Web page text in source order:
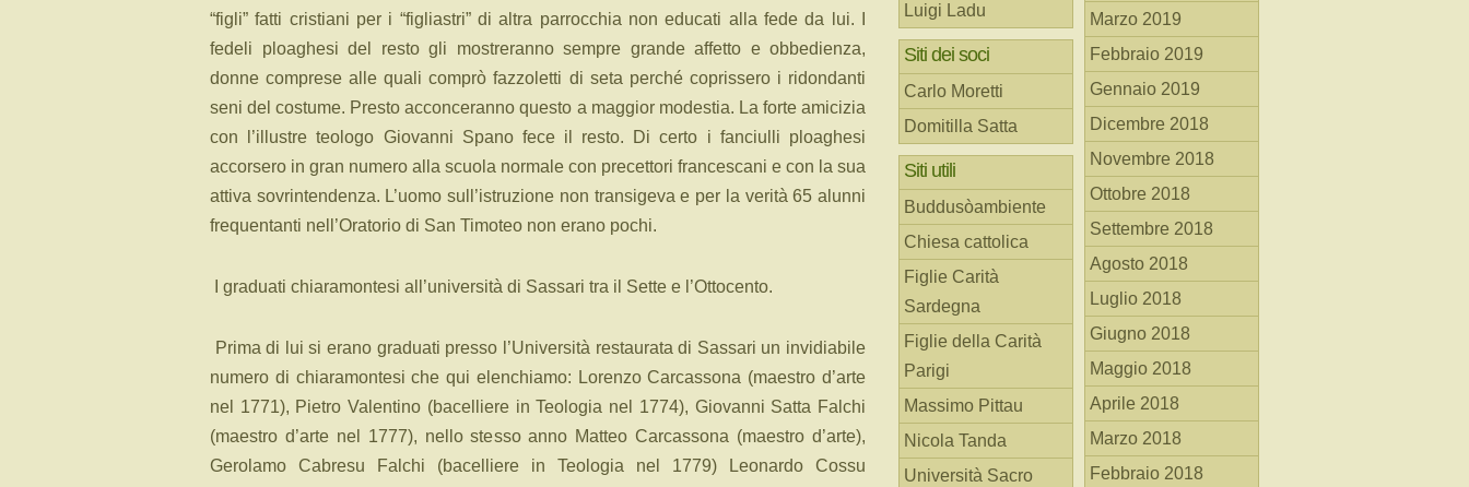
“figli” fatti cristiani per i “figliastri” di altra parrocchia non educati alla fede da lui. I
fedeli ploaghesi del resto gli mostreranno sempre grande affetto e obbedienza,
donne comprese alle quali comprò fazzoletti di seta perché coprissero i ridondanti
seni del costume. Presto acconceranno questo a maggior modestia. La forte amicizia
con l’illustre teologo Giovanni Spano fece il resto. Di certo i fanciulli ploaghesi
accorsero in gran numero alla scuola normale con precettori francescani e con la sua
attiva sovrintendenza. L’uomo sull’istruzione non transigeva e per la verità 65 alunni
frequentanti nell’Oratorio di San Timoteo non erano pochi.
I graduati chiaramontesi all’università di Sassari tra il Sette e l’Ottocento.
Prima di lui si erano graduati presso l’Università restaurata di Sassari un invidiabile
numero di chiaramontesi che qui elenchiamo: Lorenzo Carcassona (maestro d’arte
nel 1771), Pietro Valentino (bacelliere in Teologia nel 1774), Giovanni Satta Falchi
(maestro d’arte nel 1777), nello stesso anno Matteo Carcassona (maestro d’arte),
Gerolamo Cabresu Falchi (bacelliere in Teologia nel 1779) Leonardo Cossu
Luigi Ladu
Siti dei soci
Carlo Moretti
Domitilla Satta
Siti utili
Buddusòambiente
Chiesa cattolica
Figlie Carità
Sardegna
Figlie della Carità
Parigi
Massimo Pittau
Nicola Tanda
Università Sacro
Marzo 2019
Febbraio 2019
Gennaio 2019
Dicembre 2018
Novembre 2018
Ottobre 2018
Settembre 2018
Agosto 2018
Luglio 2018
Giugno 2018
Maggio 2018
Aprile 2018
Marzo 2018
Febbraio 2018